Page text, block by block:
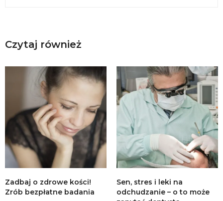
Czytaj również
Zadbaj o zdrowe kości!
Zrób bezpłatne badania
Sen, stres i leki na
odchudzanie – o to może